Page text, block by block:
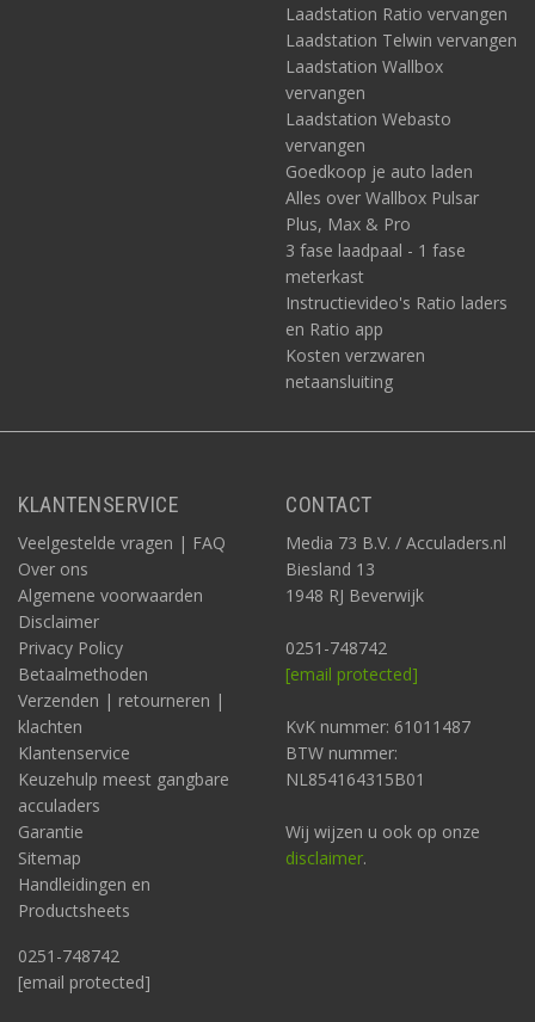
Laadstation Ratio vervangen
Laadstation Telwin vervangen
Laadstation Wallbox
vervangen
Laadstation Webasto
vervangen
Goedkoop je auto laden
Alles over Wallbox Pulsar
Plus, Max & Pro
3 fase laadpaal - 1 fase
meterkast
Instructievideo's Ratio laders
en Ratio app
Kosten verzwaren
netaansluiting
KLANTENSERVICE
Veelgestelde vragen | FAQ
Over ons
Algemene voorwaarden
Disclaimer
Privacy Policy
Betaalmethoden
Verzenden | retourneren |
klachten
Klantenservice
Keuzehulp meest gangbare
acculaders
Garantie
Sitemap
Handleidingen en
Productsheets
0251-748742
[email protected]
CONTACT
Media 73 B.V. / Acculaders.nl
Biesland 13
1948 RJ Beverwijk
0251-748742
[email protected]
KvK nummer: 61011487
BTW nummer:
NL854164315B01
Wij wijzen u ook op onze
disclaimer.